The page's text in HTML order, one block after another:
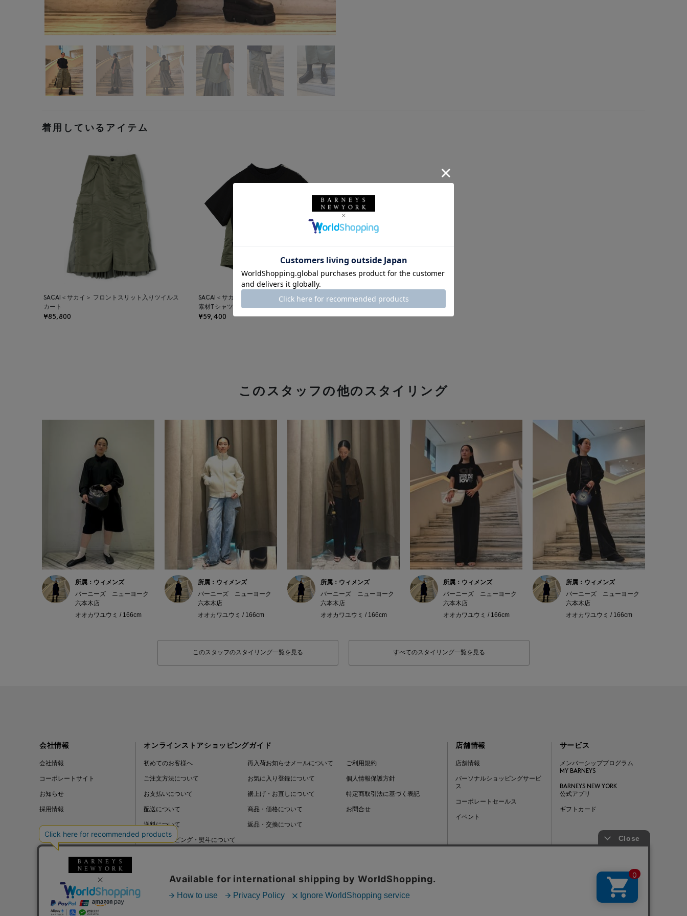
着用しているアイテム
SACAI＜サカイ＞ フロントスリット入りツイルス
カート
¥85,800
SACAI＜サカイ＞ コンビネーション スーチング
素材Tシャツ
¥59,400
このスタッフの他のスタイリング
所属：ウィメンズ
バーニーズ ニューヨーク
六本木店
オオカワユウミ / 166cm
所属：ウィメンズ
バーニーズ ニューヨーク
六本木店
オオカワユウミ / 166cm
所属：ウィメンズ
バーニーズ ニューヨーク
六本木店
オオカワユウミ / 166cm
所属：ウィメンズ
バーニーズ ニューヨーク
六本木店
オオカワユウミ / 166cm
所属：ウィメンズ
バーニーズ ニューヨーク
六本木店
オオカワユウミ / 166cm
このスタッフのスタイリング一覧を見る すべてのスタイリング一覧を見る
会社情報
会社情報
コーポレートサイト
お知らせ
採用情報
オンラインストアショッピングガイド
初めてのお客様へ
ご注文方法について
お支払いについて
配送について
送料について
ギフトラッピング・熨斗について
再入荷お知らせメールについて
お気に入り登録について
裾上げ・お直しについて
商品・価格について
返品・交換について
ご利用規約
個人情報保護方針
特定商取引法に基づく表記
お問合せ
店舗情報
店舗情報
パーソナルショッピングサービ
ス
コーポレートセールス
イベント
サービス
メンバーシッププログラム
MY BARNEYS
BARNEYS NEW YORK
公式アプリ
ギフトカード